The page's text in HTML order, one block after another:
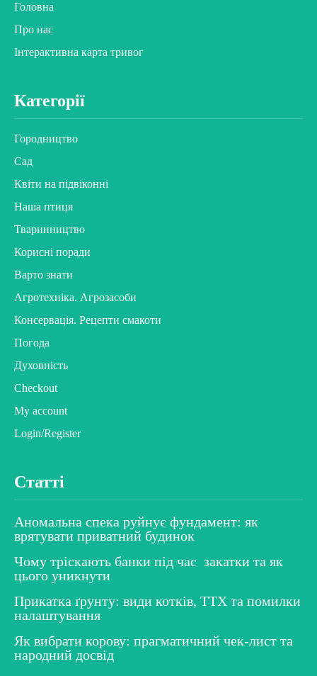
Головна
Про нас
Інтерактивна карта тривог
Категорії
Городництво
Сад
Квіти на підвіконні
Наша птиця
Тваринництво
Корисні поради
Варто знати
Агротехніка. Агрозасоби
Консервація. Рецепти смакоти
Погода
Духовність
Checkout
My account
Login/Register
Статті
Аномальна спека руйнує фундамент: як
врятувати приватний будинок
Чому тріскають банки під час закатки та як
цього уникнути
Прикатка ґрунту: види котків, ТТХ та помилки
налаштування
Як вибрати корову: прагматичний чек-лист та
народний досвід